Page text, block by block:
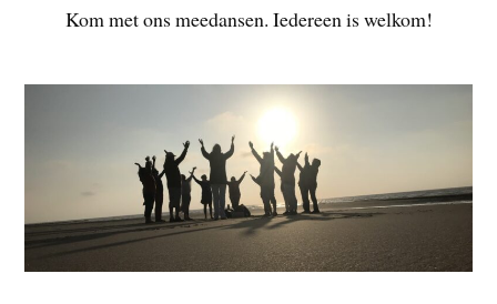
Kom met ons meedansen. Iedereen is welkom!